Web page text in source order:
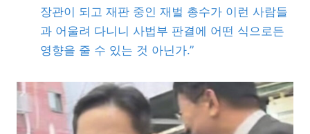
장관이 되고 재판 중인 재벌 총수가 이런 사람들
과 어울려 다니니 사법부 판결에 어떤 식으로든
영향을 줄 수 있는 것 아닌가.”